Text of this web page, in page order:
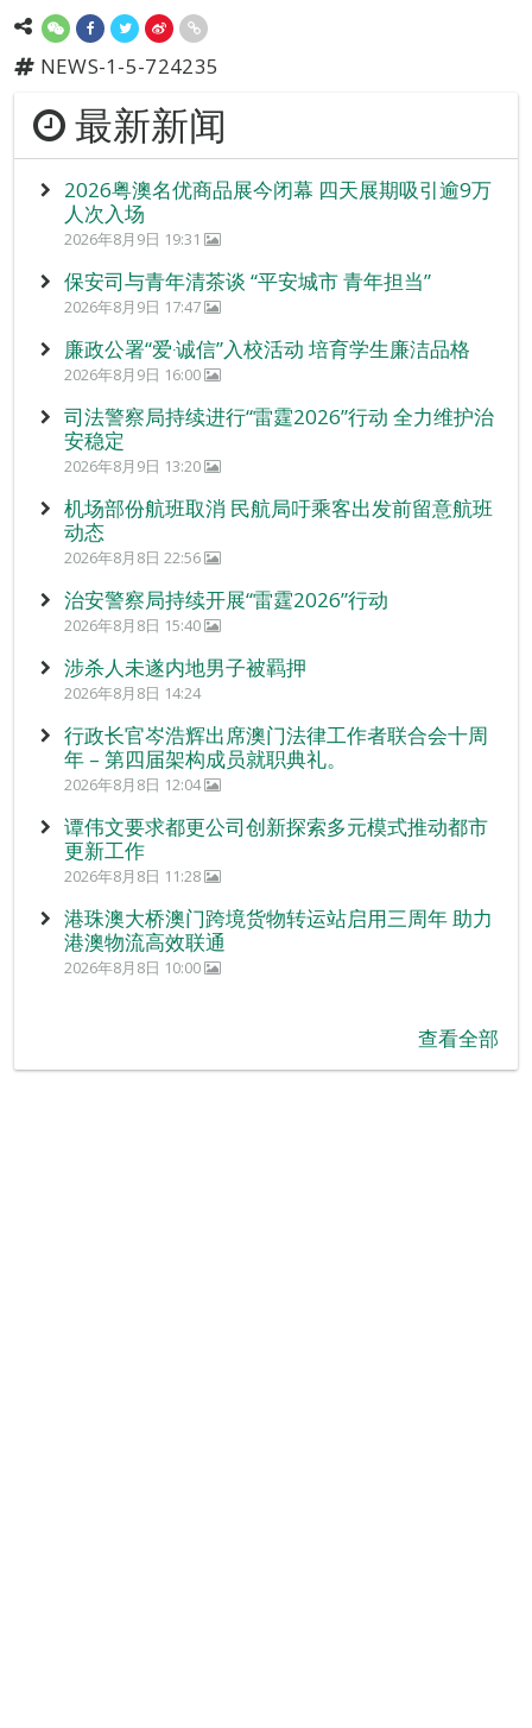
NEWS-1-5-724235
最新新闻
2026粤澳名优商品展今闭幕 四天展期吸引逾9万
人次入场
2026年8月9日 19:31
保安司与青年清茶谈 “平安城市 青年担当”
2026年8月9日 17:47
廉政公署“爱‧诚信”入校活动 培育学生廉洁品格
2026年8月9日 16:00
司法警察局持续进行“雷霆2026”行动 全力维护治
安稳定
2026年8月9日 13:20
机场部份航班取消 民航局吁乘客出发前留意航班
动态
2026年8月8日 22:56
治安警察局持续开展“雷霆2026”行动
2026年8月8日 15:40
涉杀人未遂内地男子被羁押
2026年8月8日 14:24
行政长官岑浩辉出席澳门法律工作者联合会十周
年 – 第四届架构成员就职典礼。
2026年8月8日 12:04
谭伟文要求都更公司创新探索多元模式推动都市
更新工作
2026年8月8日 11:28
港珠澳大桥澳门跨境货物转运站启用三周年 助力
港澳物流高效联通
2026年8月8日 10:00
查看全部